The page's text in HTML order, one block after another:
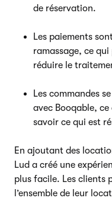
de réservation.
Les paiements
ramassage, ce
réduire le
Les commandes
avec Booqable,
savoir ce qui est
En ajoutant des
Lud a créé une
plus facile. Les clients
l’ensemble de leur